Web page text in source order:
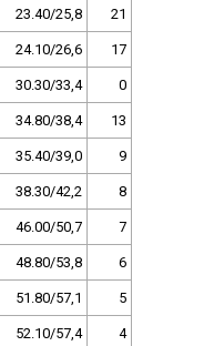
23.40/25,8 21
24.10/26,6 17
30.30/33,4 0
34.80/38,4 13
35.40/39,0 9
38.30/42,2 8
46.00/50,7 7
48.80/53,8 6
51.80/57,1 5
52.10/57,4 4